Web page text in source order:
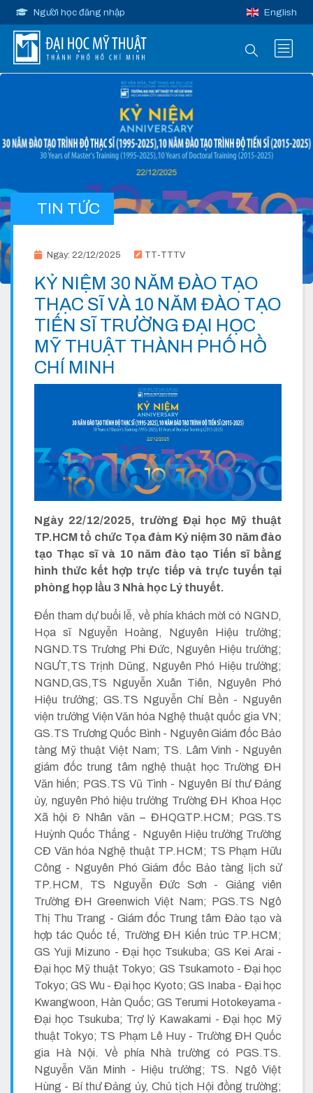
Người học đăng nhập English
TIN TỨC
Ngày: 22/12/2025 TT-TTTV
KỶ NIỆM 30 NĂM ĐÀO TẠO
THẠC SĨ VÀ 10 NĂM ĐÀO TẠO
TIẾN SĨ TRƯỜNG ĐẠI HỌC
MỸ THUẬT THÀNH PHỐ HỒ
CHÍ MINH
Ngày 22/12/2025, trường Đại học Mỹ thuật
TP.HCM tổ chức Tọa đàm Kỷ niệm 30 năm đào
tạo Thạc sĩ và 10 năm đào tạo Tiến sĩ bằng
hình thức kết hợp trực tiếp và trực tuyến tại
phòng họp lầu 3 Nhà học Lý thuyết.
Đến tham dự buổi lễ, về phía khách mời có NGND,
Họa sĩ Nguyễn Hoàng, Nguyên Hiệu trưởng;
NGND.TS Trương Phi Đức, Nguyên Hiệu trưởng;
NGƯT,TS Trịnh Dũng, Nguyên Phó Hiệu trưởng;
NGND,GS,TS Nguyễn Xuân Tiên, Nguyên Phó
Hiệu trưởng; GS.TS Nguyễn Chí Bền - Nguyên
viện trưởng Viện Văn hóa Nghệ thuật quốc gia VN;
GS.TS Trương Quốc Bình - Nguyên Giám đốc Bảo
tàng Mỹ thuật Việt Nam; TS. Lâm Vinh - Nguyên
giám đốc trung tâm nghệ thuật học Trường ĐH
Văn hiến; PGS.TS Vũ Tình - Nguyên Bí thư Đảng
ủy, nguyên Phó hiệu trưởng Trường ĐH Khoa Học
Xã hội & Nhân văn – ĐHQGTP.HCM; PGS.TS
Huỳnh Quốc Thắng - Nguyên Hiệu trưởng Trường
CĐ Văn hóa Nghệ thuật TP.HCM; TS Phạm Hữu
Công - Nguyên Phó Giám đốc Bảo tàng lịch sử
TP.HCM, TS Nguyễn Đức Sơn - Giảng viên
Trường ĐH Greenwich Việt Nam; PGS.TS Ngô
Thị Thu Trang - Giám đốc Trung tâm Đào tạo và
hợp tác Quốc tế, Trường ĐH Kiến trúc TP.HCM;
GS Yuji Mizuno - Đại học Tsukuba; GS Kei Arai -
Đại học Mỹ thuật Tokyo; GS Tsukamoto - Đại học
Tokyo; GS Wu - Đại học Kyoto; GS Inaba - Đại học
Kwangwoon, Hàn Quốc; GS Terumi Hotokeyama -
Đại học Tsukuba; Trợ lý Kawakami - Đại học Mỹ
thuật Tokyo; TS Phạm Lê Huy - Trường ĐH Quốc
gia Hà Nội. Về phía Nhà trường có PGS.TS.
Nguyễn Văn Minh - Hiệu trưởng; TS. Ngô Việt
Hùng - Bí thư Đảng ủy, Chủ tịch Hội đồng trường;